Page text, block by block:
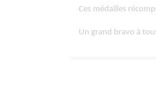
Ces médailles
Un grand bravo à